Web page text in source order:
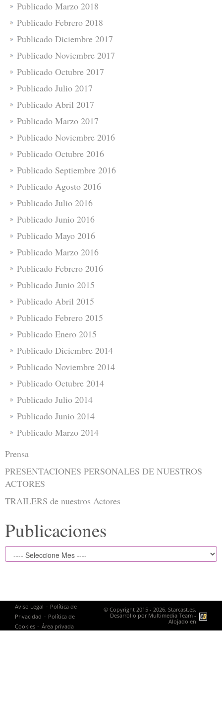
Publicado Marzo 2018
Publicado Febrero 2018
Publicado Diciembre 2017
Publicado Noviembre 2017
Publicado Octubre 2017
Publicado Julio 2017
Publicado Abril 2017
Publicado Marzo 2017
Publicado Noviembre 2016
Publicado Octubre 2016
Publicado Septiembre 2016
Publicado Agosto 2016
Publicado Julio 2016
Publicado Junio 2016
Publicado Mayo 2016
Publicado Marzo 2016
Publicado Febrero 2016
Publicado Junio 2015
Publicado Abril 2015
Publicado Febrero 2015
Publicado Enero 2015
Publicado Diciembre 2014
Publicado Noviembre 2014
Publicado Octubre 2014
Publicado Julio 2014
Publicado Junio 2014
Publicado Marzo 2014
Prensa
PRESENTACIONES PERSONALES DE NUESTROS
ACTORES
TRAILERS de nuestros Actores
Publicaciones
Aviso Legal - Política de
Privacidad - Política de
Cookies - Área privada
© Copyright 2015 - 2026. Starcast.es.
Desarrollo por Multimedia Team -
Alojado en